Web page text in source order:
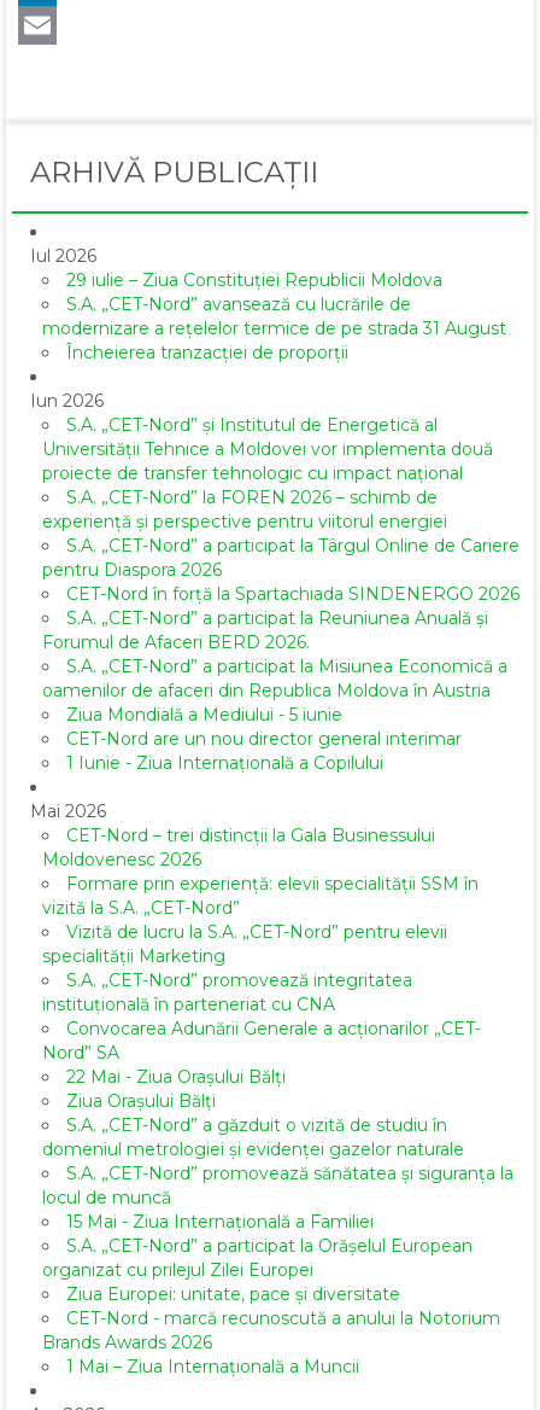
ARHIVĂ PUBLICAȚII
Iul 2026
29 iulie – Ziua Constituției Republicii Moldova
S.A. „CET-Nord” avansează cu lucrările de
modernizare a rețelelor termice de pe strada 31 August
Încheierea tranzacției de proporții
Iun 2026
S.A. „CET-Nord” și Institutul de Energetică al
Universității Tehnice a Moldovei vor implementa două
proiecte de transfer tehnologic cu impact național
S.A. „CET-Nord” la FOREN 2026 – schimb de
experiență și perspective pentru viitorul energiei
S.A. „CET-Nord” a participat la Târgul Online de Cariere
pentru Diaspora 2026
CET-Nord în forță la Spartachiada SINDENERGO 2026
S.A. „CET-Nord” a participat la Reuniunea Anuală și
Forumul de Afaceri BERD 2026.
S.A. „CET-Nord” a participat la Misiunea Economică a
oamenilor de afaceri din Republica Moldova în Austria
Ziua Mondială a Mediului - 5 iunie
CET-Nord are un nou director general interimar
1 Iunie - Ziua Internațională a Copilului
Mai 2026
CET-Nord – trei distincții la Gala Businessului
Moldovenesc 2026
Formare prin experiență: elevii specialității SSM în
vizită la S.A. „CET-Nord”
Vizită de lucru la S.A. „CET-Nord” pentru elevii
specialității Marketing
S.A. „CET-Nord” promovează integritatea
instituțională în parteneriat cu CNA
Convocarea Adunării Generale a acționarilor „CET-
Nord” SA
22 Mai - Ziua Orașului Bălți
Ziua Orașului Bălți
S.A. „CET-Nord” a găzduit o vizită de studiu în
domeniul metrologiei și evidenței gazelor naturale
S.A. „CET-Nord” promovează sănătatea și siguranța la
locul de muncă
15 Mai - Ziua Internațională a Familiei
S.A. „CET-Nord” a participat la Orășelul European
organizat cu prilejul Zilei Europei
Ziua Europei: unitate, pace și diversitate
CET-Nord - marcă recunoscută a anului la Notorium
Brands Awards 2026
1 Mai – Ziua Internațională a Muncii